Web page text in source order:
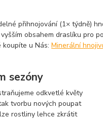
přihnojování (1× týdně)
obsahem draslíku pro
koupíte u Nás:Minerální
sezóny
odkvetlé květy
tvorbu nových poupat
rostliny lehce zkrátit